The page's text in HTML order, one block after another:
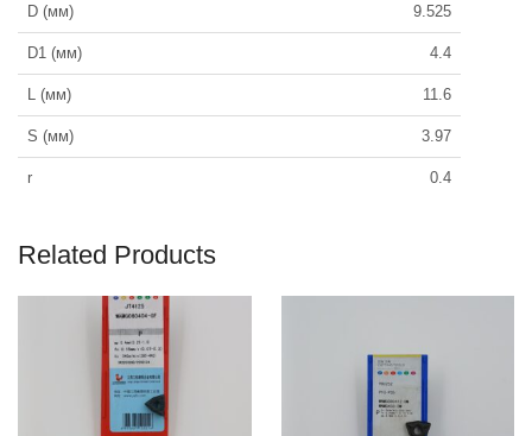
D (мм) 9.525
D1 (мм) 4.4
L (мм) 11.6
S (мм) 3.97
r 0.4
Related Products